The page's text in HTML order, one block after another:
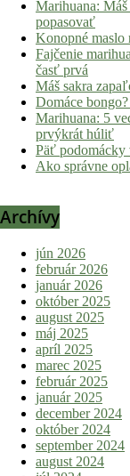
Marihuana:
popasovať
Konopné maslo
Fajčenie
časť prvá
Máš sakra
Domáce
Marihuana: 5
prvýkrát húliť
Päť podomácky
Ako správne
Archívy
jún 2026
február 2026
január 2026
október 2025
august 2025
máj 2025
apríl 2025
marec 2025
február 2025
január 2025
december 2024
október 2024
september 2024
august 2024